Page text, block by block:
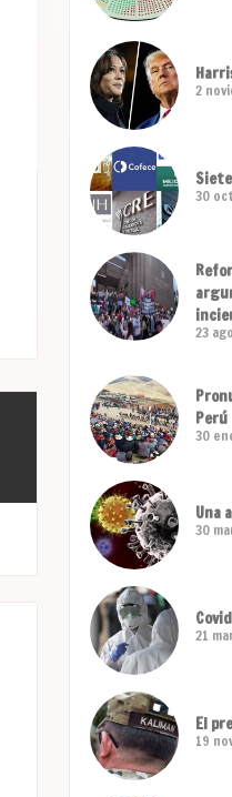
2
30
23
Perú
30
Una
30
21
El
19